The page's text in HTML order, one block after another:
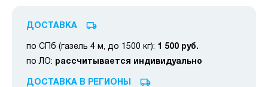
ДОСТАВКА
по СПб (газель 4 м, до 1500 кг): 1 500 руб.
по ЛО: рассчитывается индивидуально
ДОСТАВКА В РЕГИОНЫ